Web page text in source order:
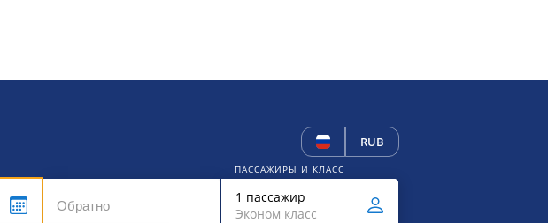
RUB
ПАССАЖИРЫ И КЛАСС
1 пассажир
Эконом класс